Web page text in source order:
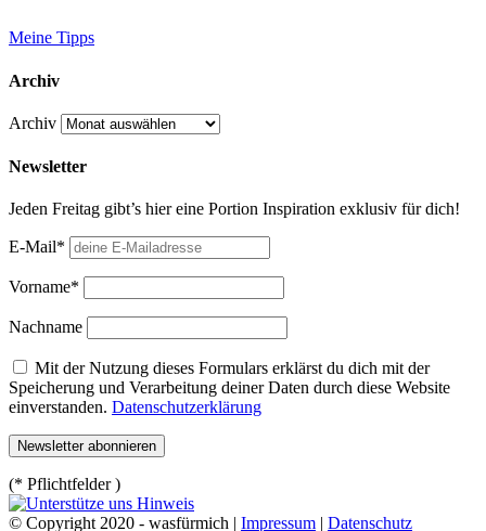
Meine Tipps
Archiv
Archiv
Newsletter
Jeden Freitag gibt’s hier eine Portion Inspiration exklusiv für dich!
E-Mail*
Vorname*
Nachname
Mit der Nutzung dieses Formulars erklärst du dich mit der
Speicherung und Verarbeitung deiner Daten durch diese Website
einverstanden. Datenschutzerklärung
(* Pflichtfelder )
© Copyright 2020 - wasfürmich | Impressum | Datenschutz